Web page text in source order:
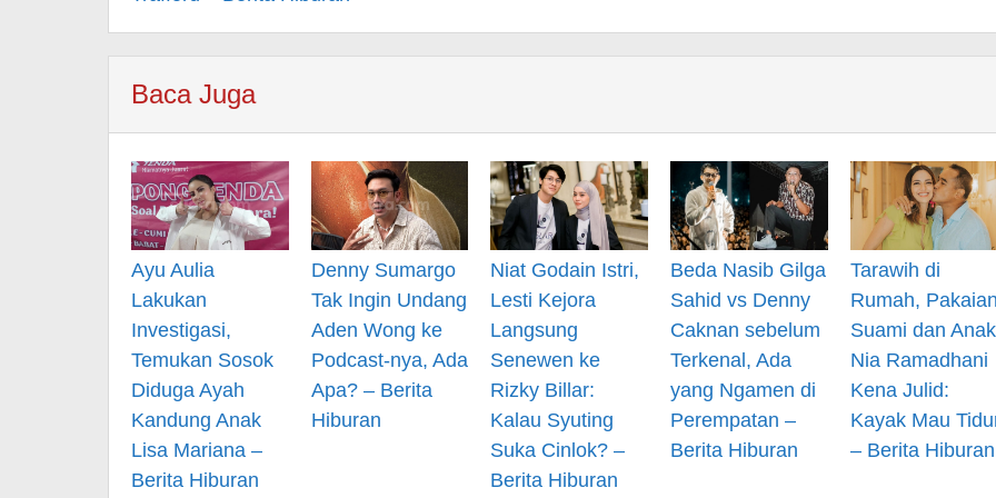
Baca Juga
Ayu Aulia
Lakukan
Investigasi,
Temukan Sosok
Diduga Ayah
Kandung Anak
Lisa Mariana –
Berita Hiburan
Denny Sumargo
Tak Ingin Undang
Aden Wong ke
Podcast-nya, Ada
Apa? – Berita
Hiburan
Niat Godain Istri,
Lesti Kejora
Langsung
Senewen ke
Rizky Billar:
Kalau Syuting
Suka Cinlok? –
Berita Hiburan
Beda Nasib Gilga
Sahid vs Denny
Caknan sebelum
Terkenal, Ada
yang Ngamen di
Perempatan –
Berita Hiburan
Tarawih di
Rumah,
Suami dan Anak
Nia Ramadhani
Kena Julid:
Kayak Mau
– Berita Hiburan